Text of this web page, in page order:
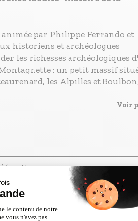
animée par Philippe Ferrando et
historiens et archéologues
les richesses archéologiques
: un petit massif
les Alpilles et
de l'histoire de la Montagnette,
la Seconde Guerre mondiale, de
médiévale et provençale,
De natura rerum, sera
revue L'Archéologue.
Voir
: Français